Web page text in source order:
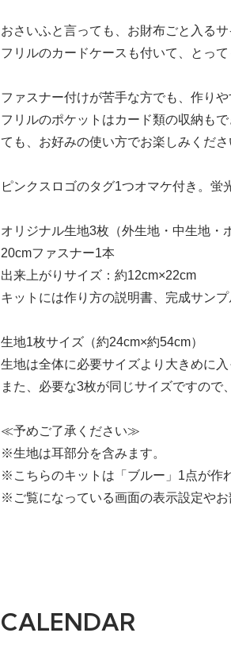
おさいふと言っても、お財布ごと入る
フリルのカードケースも付いて、とっ
ファスナー付けが苦手な方でも、作り
フリルのポケットはカード類の収納も
ても、お好みの使い方でお楽しみくださ
ピンクスロゴのタグ1つオマケ付き。
オリジナル生地3枚（外生地・中生地・
20cmファスナー1本
出来上がりサイズ：約12cm×22cm
キットには作り方の説明書、完成サン
生地1枚サイズ（約24cm×約54cm）
生地は全体に必要サイズより大きめに入
また、必要な3枚が同じサイズですの
≪予めご了承ください≫
※生地は耳部分を含みます。
※こちらのキットは「ブルー」1点が作
※ご覧になっている画面の表示設定や
CALENDAR